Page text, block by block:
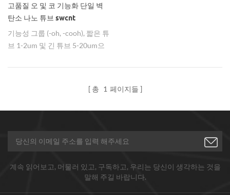
고품질 오 및 코 기능화 단일 벽
탄소 나노 튜브 swcnt
기능성 그룹 (-oh, -cooh), 짧은 튜
브 1-2um 및 긴 튜브 5-20um으
swcnts.
총 1 페이지들
계속 읽어보고, 머물러 있고, 구독하고, 우리는 당신이 생각하는 것을
말해 주길 바랍니다.